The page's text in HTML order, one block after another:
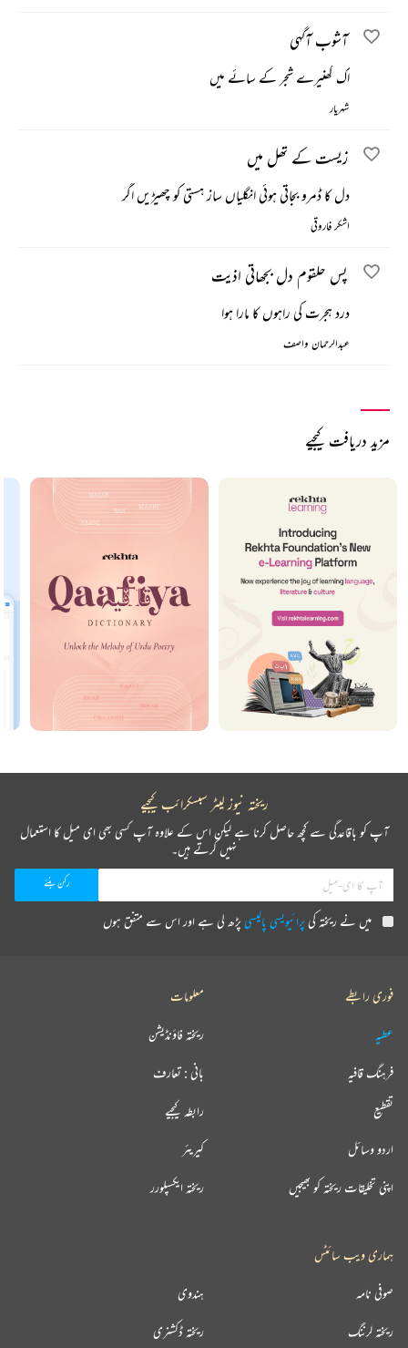
آشوب آگہی
اک گھنیرے شجر کے سائے میں
شہریار
زیست کے تھل میں
دل کا ڈمرو بجاتی ہوئی انگلیاں ساز ہستی کو چھیڑیں اگر
اشکر فاروقی
پس حلقوم دل بجھاتی اذیت
درد ہجرت کی راہوں کا مارا ہوا
عبدالرحمان واصف
مزید دریافت کیجیے
ریختہ نیوز لیٹر سبسکرائب کیجیے
آپ کو باقاعدگی سے کچھ حاصل کرنا ہے لیکن اس کے علاوہ آپ کسی بھی ای میل کا استعمال
نہیں کرتے ہیں۔
میں نے ریختہ کیپرائیویسی پالیسیپڑھ لی ہے اور اس سے متفق ہوں
فوری رابطے
عطیہ
فرہنگ قافیہ
تقطیع
اردو وسائل
اپنی تخلیقات ریختہ کو بھیجیں
معلومات
ریختہ فاؤنڈیشن
بانی : تعارف
رابطہ کیجیے
کیریئر
ریختہ ایکسپلورر
ہماری ویب سائٹس
ہندوی صوفی نامہ
ریختہ ڈکشنری ریختہ لرننگ